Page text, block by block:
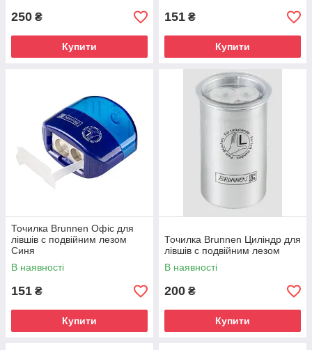
250 ₴
Купити
151 ₴
Купити
Точилка Brunnen Офіс для
лівшів c подвійним лезом
Синя
В наявності
151 ₴
Купити
Точилка Brunnen Циліндр для
лівшів c подвійним лезом
В наявності
200 ₴
Купити